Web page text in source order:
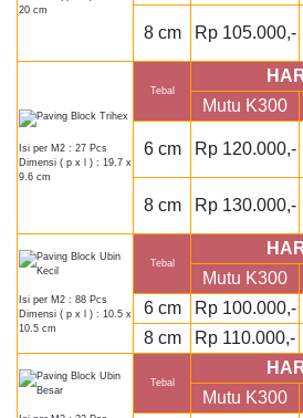
20 cm
8 cm Rp 105.000,-
Isi per M2 : 27 Pcs
Dimensi ( p x l ) : 19.7 x
9.6 cm
Tebal
Mutu K300
6 cm Rp 120.000,-
8 cm Rp 130.000,-
Isi per M2 : 88 Pcs
Dimensi ( p x l ) : 10.5 x
10.5 cm
Tebal
Mutu K300
6 cm
Rp 100.000,-
8 cm
Rp 110.000,-
Tebal
Mutu K300